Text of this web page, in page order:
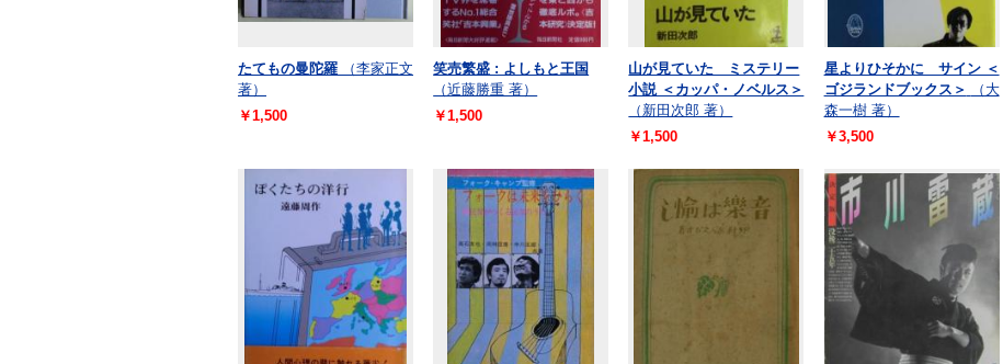
たてもの曼陀羅
（李家正文
著）
￥1,500
笑売繁盛 : よしもと王国
（近藤勝重 著）
￥1,500
山が見ていた ミステリー
小説 ＜カッパ・ノベルス＞
（新田次郎 著）
￥1,500
星よりひそかに サイン ＜
ゴジランドブックス＞
（大
森一樹 著）
￥3,500